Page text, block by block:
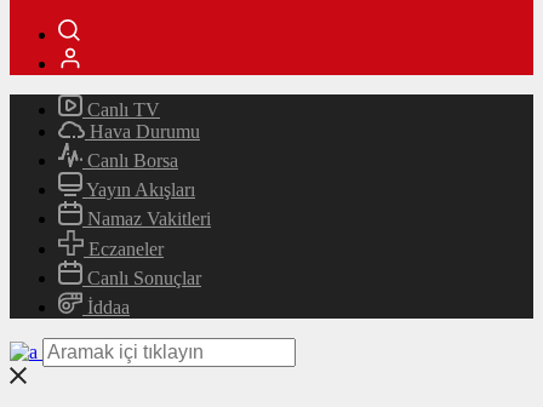
Canlı TV
Hava Durumu
Canlı Borsa
Yayın Akışları
Namaz Vakitleri
Eczaneler
Canlı Sonuçlar
İddaa